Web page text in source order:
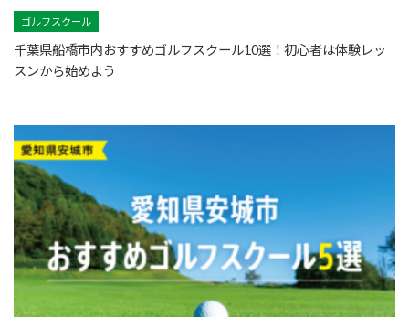
ゴルフスクール
千葉県船橋市内おすすめゴルフスクール10選！初心者は体験レッ
スンから始めよう